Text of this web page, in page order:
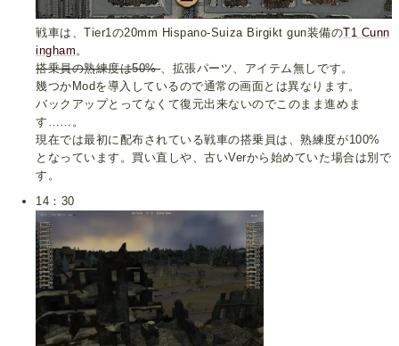
戦車は、Tier1の20mm Hispano-Suiza Birgikt gun装備のT1 Cunn
ingham。
搭乗員の熟練度は50%、拡張パーツ、アイテム無しです。
幾つかModを導入しているので通常の画面とは異なります。
バックアップとってなくて復元出来ないのでこのまま進めま
す……。
現在では最初に配布されている戦車の搭乗員は、熟練度が100%
となっています。買い直しや、古いVerから始めていた場合は別で
す。
14：30